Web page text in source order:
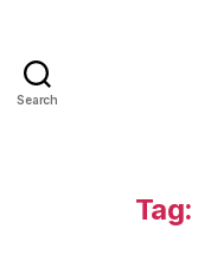
Search
Tag: